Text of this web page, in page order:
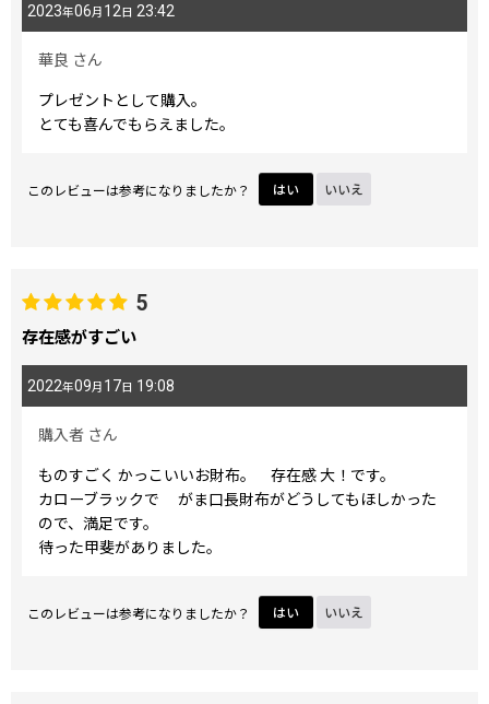
2023年06月 12日 23:42
華良 さん
プレゼントとして購入。
とても喜んでもらえました。
このレビューは参考になりましたか？ はい いいえ
5
存在感がすごい
2022年09月 17日 19:08
購入者 さん
ものすごく かっこいいお財布。 存在感 大！です。
カローブラックで がま口長財布がどうしてもほしかった
ので、満足です。
待った甲斐がありました。
このレビューは参考になりましたか？ はい いいえ